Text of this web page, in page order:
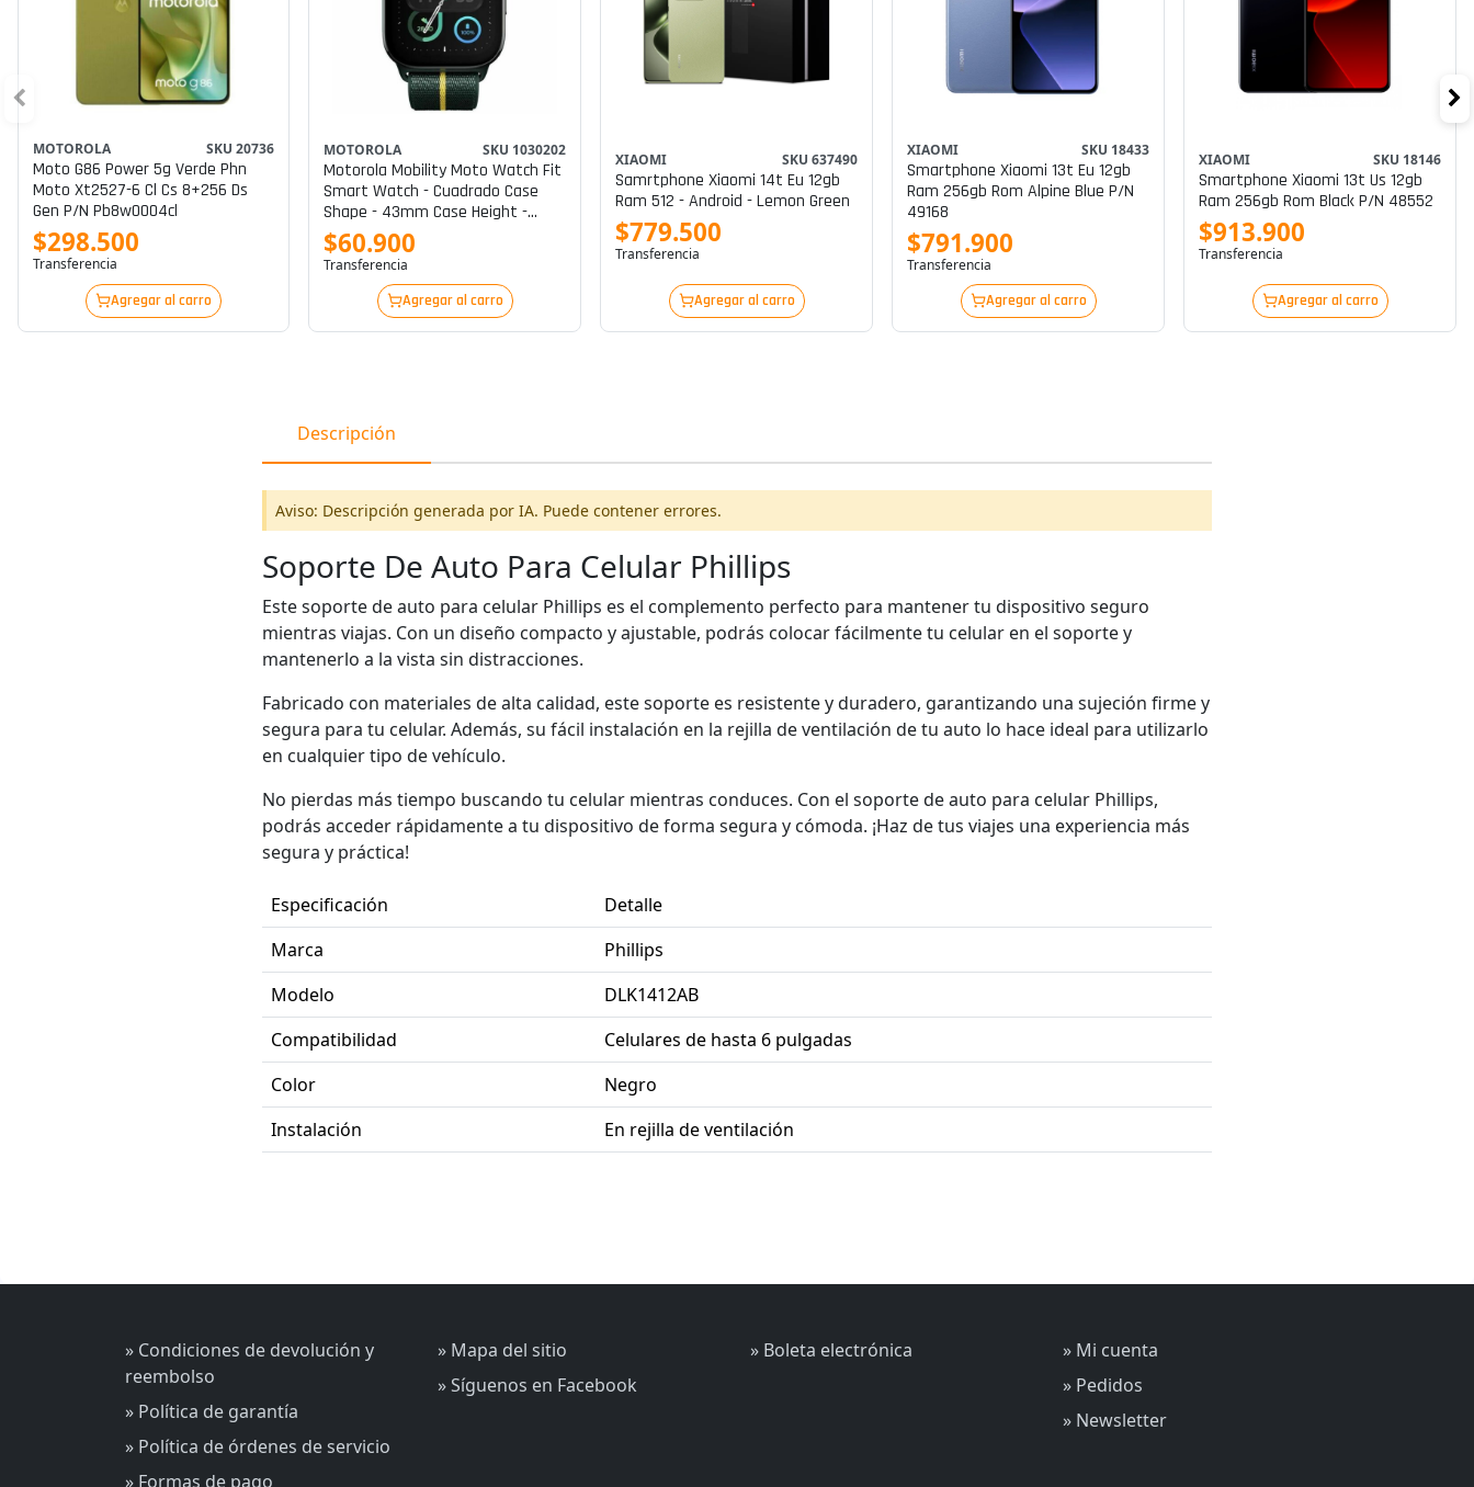
MOTOROLA SKU 20736
Moto G86 Power 5g Verde Phn
Moto Xt2527-6 Cl Cs 8+256 Ds
Gen P/n Pb8w0004cl
$298.500
Transferencia
Agregar al carro
MOTOROLA SKU 1030202
Motorola Mobility Moto Watch Fit
Smart Watch - Cuadrado Case
Shape - 43mm Case Height -
37mm Case Width -
Acelerómetro, Sensor Gyro,
Sensor De Luz Ambiental -
Notificación Push
$60.900
Transferencia
Agregar al carro
XIAOMI SKU 637490
Samrtphone Xiaomi 14t Eu 12gb
Ram 512 - Android - Lemon Green
$779.500
Transferencia
Agregar al carro
XIAOMI SKU 18433
Smartphone Xiaomi 13t Eu 12gb
Ram 256gb Rom Alpine Blue P/n
49168
$791.900
Transferencia
Agregar al carro
XIAOMI SKU 18146
Smartphone Xiaomi 13t Us 12gb
Ram 256gb Rom Black P/n 48552
$913.900
Transferencia
Agregar al carro
Descripción
Aviso: Descripción generada por IA. Puede contener errores.
Soporte De Auto Para Celular Phillips
Este soporte de auto para celular Phillips es el complemento perfecto para mantener tu dispositivo seguro
mientras viajas. Con un diseño compacto y ajustable, podrás colocar fácilmente tu celular en el soporte y
mantenerlo a la vista sin distracciones.
Fabricado con materiales de alta calidad, este soporte es resistente y duradero, garantizando una sujeción firme y
segura para tu celular. Además, su fácil instalación en la rejilla de ventilación de tu auto lo hace ideal para utilizarlo
en cualquier tipo de vehículo.
No pierdas más tiempo buscando tu celular mientras conduces. Con el soporte de auto para celular Phillips,
podrás acceder rápidamente a tu dispositivo de forma segura y cómoda. ¡Haz de tus viajes una experiencia más
segura y práctica!
Especificación
Detalle
Marca
Phillips
Modelo
DLK1412AB
Compatibilidad
Celulares de hasta 6 pulgadas
Color
Negro
Instalación
En rejilla de ventilación
» Condiciones de devolución y
reembolso
» Política de garantía
» Política de órdenes de servicio
» Formas de pago
» Mapa del sitio
» Síguenos en Facebook
» Boleta electrónica
» Mi cuenta
» Pedidos
» Newsletter